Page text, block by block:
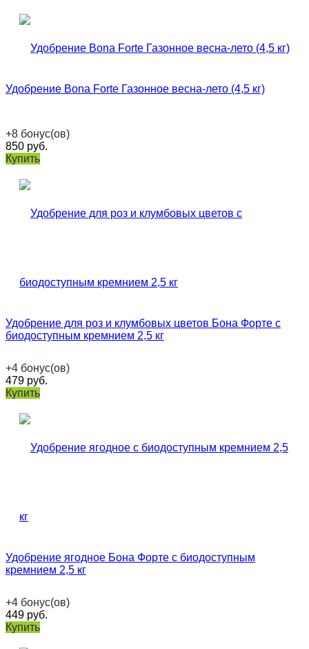
Удобрение Bona Forte Газонное весна-лето (4,5 кг)
+8 бонус(ов)
850 руб.
Купить
Удобрение для роз и клумбовых цветов Бона Форте с
биодоступным кремнием 2,5 кг
+4 бонус(ов)
479 руб.
Купить
Удобрение ягодное Бона Форте с биодоступным
кремнием 2,5 кг
+4 бонус(ов)
449 руб.
Купить